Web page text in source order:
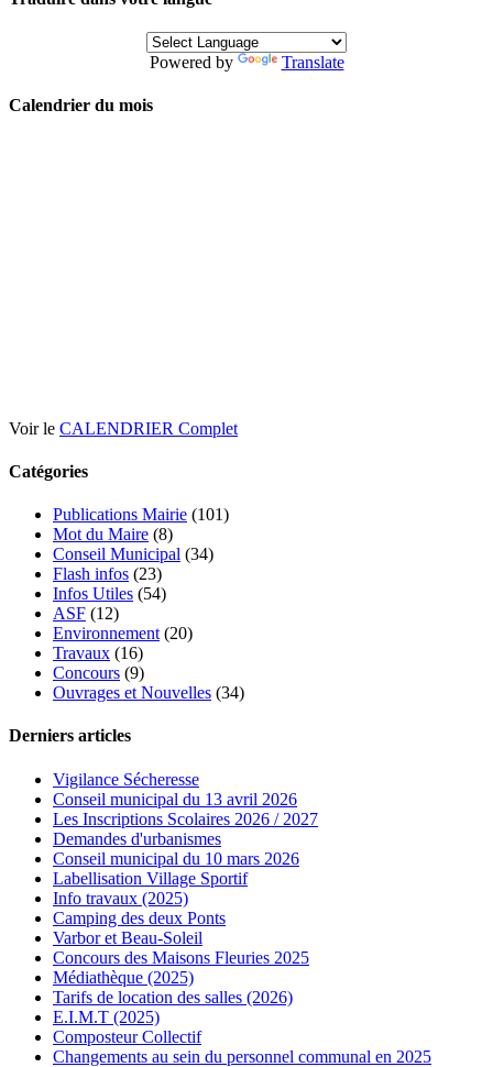
Powered by Translate
Calendrier du mois
Voir le CALENDRIER Complet
Catégories
Publications Mairie (101)
Mot du Maire (8)
Conseil Municipal (34)
Flash infos (23)
Infos Utiles (54)
ASF (12)
Environnement (20)
Travaux (16)
Concours (9)
Ouvrages et Nouvelles (34)
Derniers articles
Vigilance Sécheresse
Conseil municipal du 13 avril 2026
Les Inscriptions Scolaires 2026 / 2027
Demandes d'urbanismes
Conseil municipal du 10 mars 2026
Labellisation Village Sportif
Info travaux (2025)
Camping des deux Ponts
Varbor et Beau-Soleil
Concours des Maisons Fleuries 2025
Médiathèque (2025)
Tarifs de location des salles (2026)
E.I.M.T (2025)
Composteur Collectif
Changements au sein du personnel communal en 2025